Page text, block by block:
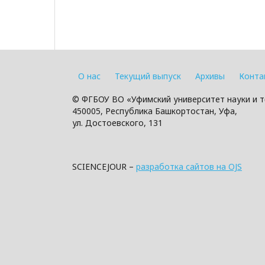
О нас Текущий выпуск Архивы
© ФГБОУ ВО «Уфимский университет науки и
450005, Республика Башкортостан, Уфа,
ул. Достоевского, 131
SCIENCEJOUR – разработка сайтов на OJS